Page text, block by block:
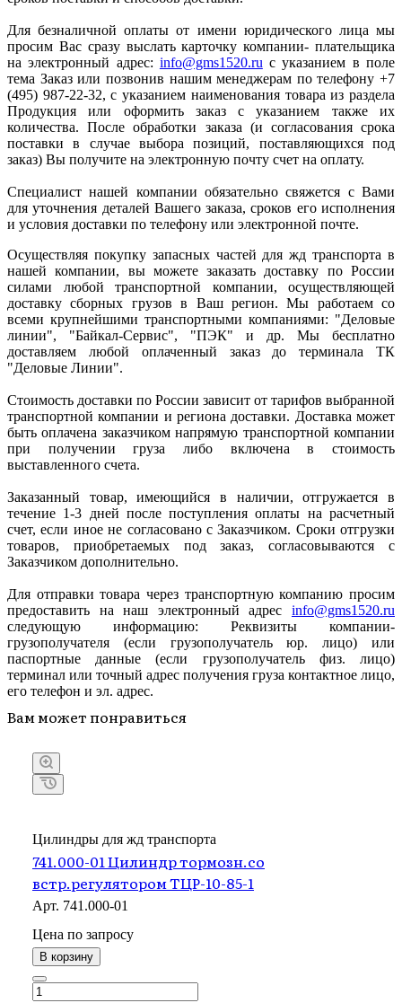
Для безналичной оплаты от имени юридического лица мы
просим Вас сразу выслать карточку компании- плательщика
на электронный адрес: info@gms1520.ru с указанием в поле
тема Заказ или позвонив нашим менеджерам по телефону +7
(495) 987-22-32, с указанием наименования товара из раздела
Продукция или оформить заказ с указанием также их
количества. После обработки заказа (и согласования срока
поставки в случае выбора позиций, поставляющихся под
заказ) Вы получите на электронную почту счет на оплату.
Специалист нашей компании обязательно свяжется с Вами
для уточнения деталей Вашего заказа, сроков его исполнения
и условия доставки по телефону или электронной почте.
Осуществляя покупку запасных частей для жд транспорта в
нашей компании, вы можете заказать доставку по России
силами любой транспортной компании, осуществляющей
доставку сборных грузов в Ваш регион. Мы работаем со
всеми крупнейшими транспортными компаниями: "Деловые
линии", "Байкал-Сервис", "ПЭК" и др. Мы бесплатно
доставляем любой оплаченный заказ до терминала ТК
"Деловые Линии".
Стоимость доставки по России зависит от тарифов выбранной
транспортной компании и региона доставки. Доставка может
быть оплачена заказчиком напрямую транспортной компании
при получении груза либо включена в стоимость
выставленного счета.
Заказанный товар, имеющийся в наличии, отгружается в
течение 1-3 дней после поступления оплаты на расчетный
счет, если иное не согласовано с Заказчиком. Сроки отгрузки
товаров, приобретаемых под заказ, согласовываются с
Заказчиком дополнительно.
Для отправки товара через транспортную компанию просим
предоставить на наш электронный адрес info@gms1520.ru
следующую информацию: Реквизиты компании-
грузополучателя (если грузополучатель юр. лицо) или
паспортные данные (если грузополучатель физ. лицо)
терминал или точный адрес получения груза контактное лицо,
его телефон и эл. адрес.
Вам может понравиться
Цилиндры для жд транспорта
741.000-01 Цилиндр тормозн.со
встр.регулятором ТЦР-10-85-1
Арт. 741.000-01
Цена по запросу
В корзину